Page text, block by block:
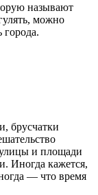
называют
можно
города.
брусчатки
улицы и площади
Иногда кажется,
— что время